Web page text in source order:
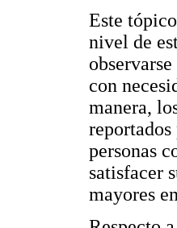
Este
nivel de
con
manera,
personas
satisfacer
mayores